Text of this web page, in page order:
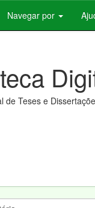
Navegar por
de Teses e